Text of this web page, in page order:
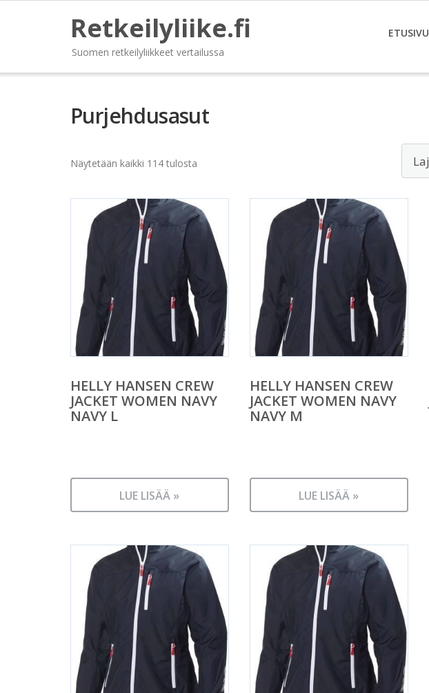
Retkeilyliike.fi
Suomen retkeilyliikkeet vertailussa
ETUSIVU
Purjehdusasut
Näytetään kaikki 114 tulosta
HELLY HANSEN CREW
JACKET WOMEN NAVY
NAVY L
LUE LISÄÄ »
HELLY HANSEN CREW
JACKET WOMEN NAVY
NAVY M
LUE LISÄÄ »